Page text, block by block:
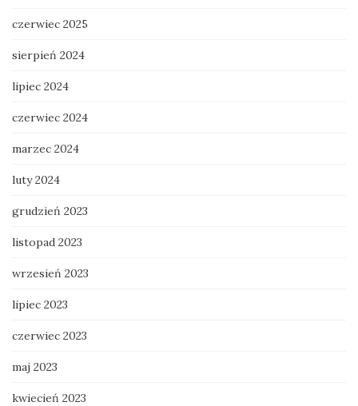
czerwiec 2025
sierpień 2024
lipiec 2024
czerwiec 2024
marzec 2024
luty 2024
grudzień 2023
listopad 2023
wrzesień 2023
lipiec 2023
czerwiec 2023
maj 2023
kwiecień 2023